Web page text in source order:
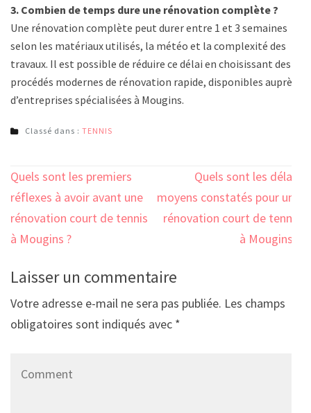
3. Combien de temps dure une rénovation complète ?
Une rénovation complète peut durer entre 1 et 3 semaines
selon les matériaux utilisés, la météo et la complexité des
travaux. Il est possible de réduire ce délai en choisissant des
procédés modernes de rénovation rapide, disponibles auprès
d’entreprises spécialisées à Mougins.
Classé dans : TENNIS
Navigation
de
l’article
Quels sont les premiers
réflexes à avoir avant une
rénovation court de tennis
à Mougins ?
Quels sont les délais
moyens constatés pour une
rénovation court de tennis
à Mougins ?
Laisser un commentaire
Votre adresse e-mail ne sera pas publiée. Les champs
obligatoires sont indiqués avec *